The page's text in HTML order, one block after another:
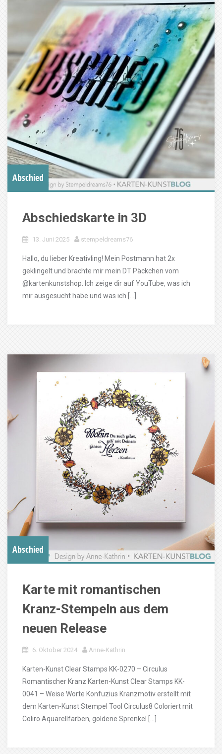
Abschied
Abschiedskarte in 3D
13. Juni 2025 stempeldreams76
Hallo, du lieber Kreativling! Mein Postmann hat 2x
geklingelt und brachte mir mein DT Päckchen vom
@kartenkunstshop. Ich zeige dir auf YouTube, was ich
mir ausgesucht habe und was ich […]
Abschied
Karte mit romantischen
Kranz-Stempeln aus dem
neuen Release
6. Oktober 2024 Anne-Kathrin
Karten-Kunst Clear Stamps KK-0270 – Circulus
Romantischer Kranz Karten-Kunst Clear Stamps KK-
0041 – Weise Worte Konfuzius Kranzmotiv erstellt mit
dem Karten-Kunst Stempel Tool Circulus8 Coloriert mit
Coliro Aquarellfarben, goldene Sprenkel […]